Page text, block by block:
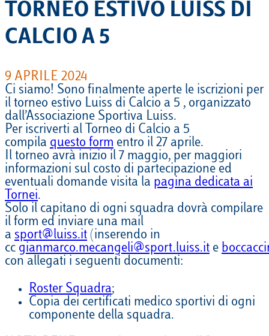
TORNEO ESTIVO LUISS DI
CALCIO A 5
9 APRILE 2024
Ci siamo! Sono finalmente aperte le iscrizioni per
il torneo estivo Luiss di Calcio a 5 , organizzato
dall’Associazione Sportiva Luiss.
Per iscriverti al Torneo di Calcio a 5
compila questo form entro il 27 aprile.
Il torneo avrà inizio il 7 maggio, per maggiori
informazioni sul costo di partecipazione ed
eventuali domande visita la pagina dedicata ai
Tornei.
Solo il capitano di ogni squadra dovrà compilare
il form ed inviare una mail
a sport@luiss.it (inserendo in
cc gianmarco.mecangeli@sport.luiss.it e
con allegati i seguenti documenti:
Roster Squadra;
Copia dei certificati medico sportivi di ogni
componente della squadra.